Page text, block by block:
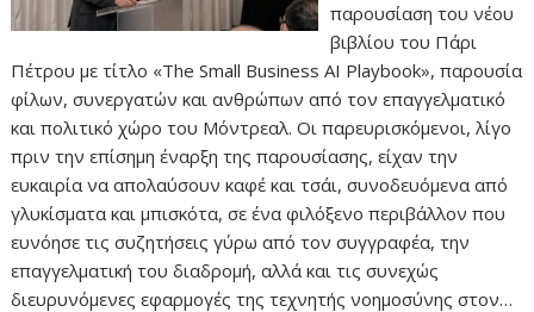
παρουσίαση του νέου
βιβλίου του Πάρι
Πέτρου με τίτλο «The Small Business AI Playbook», παρουσία
φίλων, συνεργατών και ανθρώπων από τον επαγγελματικό
και πολιτικό χώρο του Μόντρεαλ. Οι παρευρισκόμενοι, λίγο
πριν την επίσημη έναρξη της παρουσίασης, είχαν την
ευκαιρία να απολαύσουν καφέ και τσάι, συνοδευόμενα από
γλυκίσματα και μπισκότα, σε ένα φιλόξενο περιβάλλον που
ευνόησε τις συζητήσεις γύρω από τον συγγραφέα, την
επαγγελματική του διαδρομή, αλλά και τις συνεχώς
διευρυνόμενες εφαρμογές της τεχνητής νοημοσύνης στον…